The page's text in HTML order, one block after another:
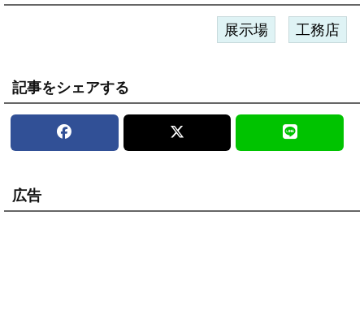
展示場 工務店
記事をシェアする
広告